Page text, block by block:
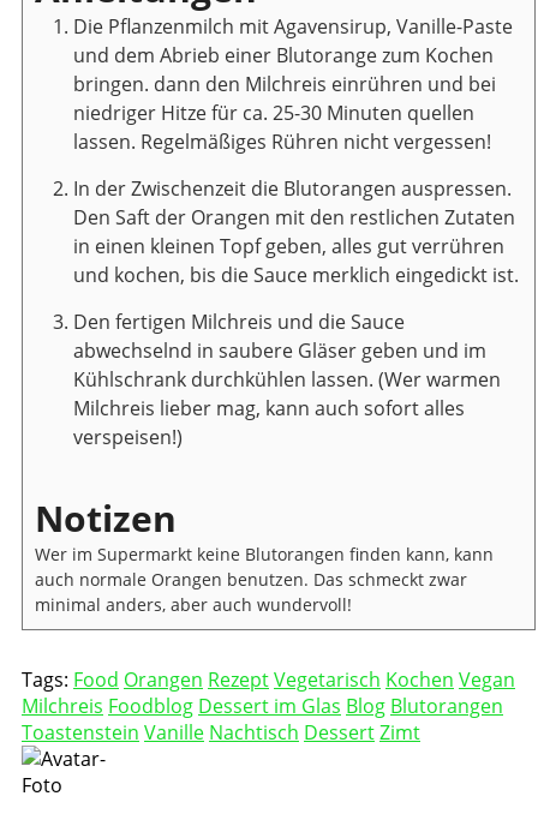
Die Pflanzenmilch mit Agavensirup, Vanille-Paste
und dem Abrieb einer Blutorange zum Kochen
bringen. dann den Milchreis einrühren und bei
niedriger Hitze für ca. 25-30 Minuten quellen
lassen. Regelmäßiges Rühren nicht vergessen!
In der Zwischenzeit die Blutorangen auspressen.
Den Saft der Orangen mit den restlichen Zutaten
in einen kleinen Topf geben, alles gut verrühren
und kochen, bis die Sauce merklich eingedickt ist.
Den fertigen Milchreis und die Sauce
abwechselnd in saubere Gläser geben und im
Kühlschrank durchkühlen lassen. (Wer warmen
Milchreis lieber mag, kann auch sofort alles
verspeisen!)
Notizen
Wer im Supermarkt keine Blutorangen finden kann, kann
auch normale Orangen benutzen. Das schmeckt zwar
minimal anders, aber auch wundervoll!
Tags: Food Orangen RezeptVegetarisch Kochen Vegan
Milchreis Foodblog Dessert im Glas Blog Blutorangen
Toastenstein Vanille Nachtisch DessertZimt